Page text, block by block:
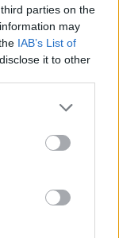
parties on the
may
IAB’s List of
it to other
more Google
may click to
party tags to
below Google
osztottak
közül
Network
a
is